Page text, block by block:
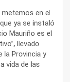
en el
ya se instaló
Mauriño es el
llevado
la Provincia y
vida de las